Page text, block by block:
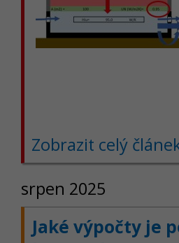
Zobrazit celý
srpen 2025
Jaké výpočty je